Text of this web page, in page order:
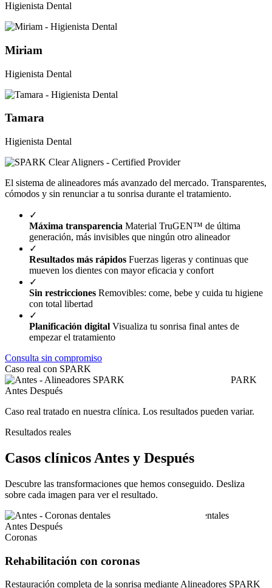
Higienista Dental
Miriam
Higienista Dental
Tamara
Higienista Dental
El sistema de alineadores más avanzado del mercado. Transparentes,
cómodos y sin renunciar a tu sonrisa durante el tratamiento.
✓
Máxima transparencia Material TruGEN™ de última
generación, más invisibles que ningún otro alineador
✓
Resultados más rápidos Fuerzas ligeras y continuas que
mueven los dientes con mayor eficacia y confort
✓
Sin restricciones Removibles: come, bebe y cuida tu higiene
con total libertad
✓
Planificación digital Visualiza tu sonrisa final antes de
empezar el tratamiento
Consulta sin compromiso
Caso real con SPARK
Antes Después
Caso real tratado en nuestra clínica. Los resultados pueden variar.
Resultados reales
Casos clínicos Antes y Después
Descubre las transformaciones que hemos conseguido. Desliza
sobre cada imagen para ver el resultado.
Antes Después
Coronas
Rehabilitación con coronas
Restauración completa de la sonrisa mediante Alineadores SPARK